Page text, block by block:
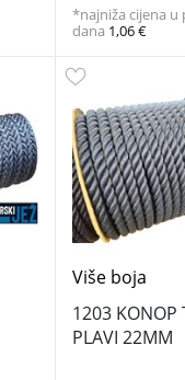
*najniža cijena
dana 1,06 €
Više boja
1203 KONOP
PLAVI 22MM